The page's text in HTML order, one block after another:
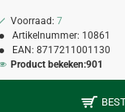
Voorraad: 7
Artikelnummer: 10861
EAN: 8717211001130
Product bekeken:901